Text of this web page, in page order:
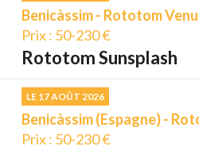
Benicàssim - Rototom
Prix : 50-230 €
Rototom Sunsplash
LE 17 AOÛT 2026
Benicàssim (Espagne) -
Prix : 50-230 €